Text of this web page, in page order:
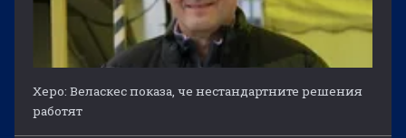
Херо: Веласкес показа, че нестандартните решения
работят